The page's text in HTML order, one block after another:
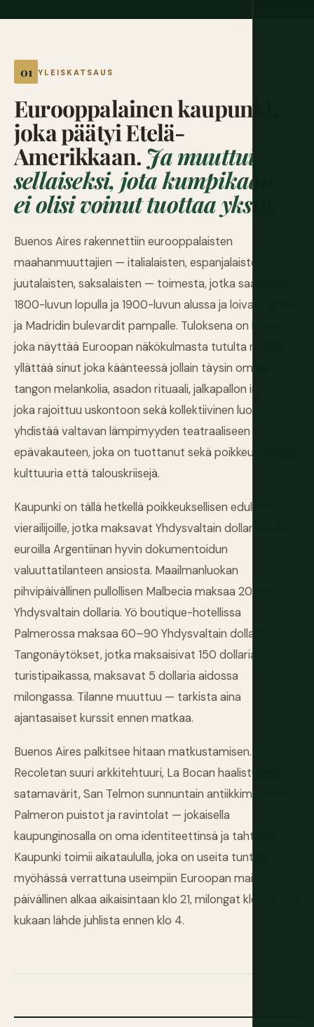
YLEISKATSAUS
Eurooppalainen kaupunki,
joka päätyi Etelä-
Amerikkaan. Ja muuttui
sellaiseksi, jota kumpikaan
ei olisi voinut tuottaa yksin.
Buenos Aires rakennettiin eurooppalaisten
maahanmuuttajien — italialaisten, espanjalaisten,
juutalaisten, saksalaisten — toimesta, jotka saapuivat
1800-luvun lopulla ja 1900-luvun alussa ja loivat Pariisin
ja Madridin bulevardit pampalle. Tuloksena on kaupunki,
joka näyttää Euroopan näkökulmasta tutulta mutta
yllättää sinut joka käänteessä jollain täysin omalla:
tangon melankolia, asadon rituaali, jalkapallon intohimo
joka rajoittuu uskontoon sekä kollektiivinen luonne, joka
yhdistää valtavan lämpimyyden teatraaliseen
epävakauteen, joka on tuottanut sekä poikkeuksellista
kulttuuria että talouskriisejä.
Kaupunki on tällä hetkellä poikkeuksellisen edullinen
vierailijoille, jotka maksavat Yhdysvaltain dollareilla tai
euroilla Argentiinan hyvin dokumentoidun
valuuttatilanteen ansiosta. Maailmanluokan
pihvipäivällinen pullollisen Malbecia maksaa 20–30
Yhdysvaltain dollaria. Yö boutique-hotellissa
Palmerossa maksaa 60–90 Yhdysvaltain dollaria.
Tangonäytökset, jotka maksaisivat 150 dollaria
turistipaikassa, maksavat 5 dollaria aidossa
milongassa. Tilanne muuttuu — tarkista aina
ajantasaiset kurssit ennen matkaa.
Buenos Aires palkitsee hitaan matkustamisen.
Recoletan suuri arkkitehtuuri, La Bocan haalistuneet
satamavärit, San Telmon sunnuntain antiikkimarkkinat,
Palmeron puistot ja ravintolat — jokaisella
kaupunginosalla on oma identiteettinsä ja tahtinsa.
Kaupunki toimii aikataululla, joka on useita tunteja
myöhässä verrattuna useimpiin Euroopan maihin:
päivällinen alkaa aikaisintaan klo 21, milongat klo 24, eikä
kukaan lähde juhlista ennen klo 4.